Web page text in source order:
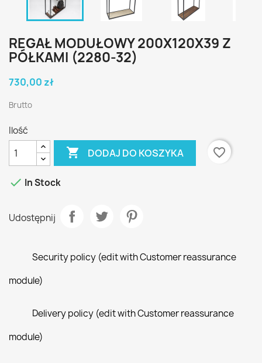
REGAŁ MODUŁOWY 200X120X39 Z
PÓŁKAMI (2280-32)
730,00 zł
Brutto
Ilość
 DODAJ DO KOSZYKA favorite_border
 In Stock
Udostępnij
Security policy (edit with Customer reassurance
module)
Delivery policy (edit with Customer reassurance
module)